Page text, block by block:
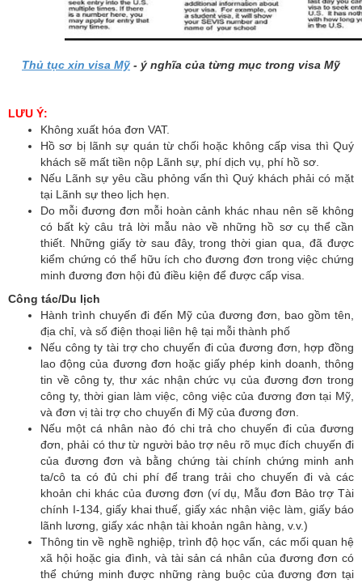
Thủ tục xin visa Mỹ - ý nghĩa của từng mục trong visa Mỹ
LƯU Ý:
Không xuất hóa đơn VAT.
Hồ sơ bị lãnh sự quán từ chối hoặc không cấp visa thì Quý
khách sẽ mất tiền nộp Lãnh sự, phí dịch vụ, phí hồ sơ.
Nếu Lãnh sự yêu cầu phỏng vấn thì Quý khách phải có mặt
tại Lãnh sự theo lịch hẹn.
Do mỗi đương đơn mỗi hoàn cảnh khác nhau nên sẽ không
có bất kỳ câu trả lời mẫu nào về những hồ sơ cụ thể cần
thiết. Những giấy tờ sau đây, trong thời gian qua, đã được
kiểm chứng có thể hữu ích cho đương đơn trong việc chứng
minh đương đơn hội đủ điều kiện để được cấp visa.
Công tác/Du lịch
Hành trình chuyến đi đến Mỹ của đương đơn, bao gồm tên,
địa chỉ, và số điện thoại liên hệ tại mỗi thành phố
Nếu công ty tài trợ cho chuyến đi của đương đơn, hợp đồng
lao động của đương đơn hoặc giấy phép kinh doanh, thông
tin về công ty, thư xác nhận chức vụ của đương đơn trong
công ty, thời gian làm việc, công việc của đương đơn tại Mỹ,
và đơn vị tài trợ cho chuyến đi Mỹ của đương đơn.
Nếu một cá nhân nào đó chi trả cho chuyến đi của đương
đơn, phải có thư từ người bảo trợ nêu rõ mục đích chuyến đi
của đương đơn và bằng chứng tài chính chứng minh anh
ta/cô ta có đủ chi phí để trang trải cho chuyến đi và các
khoản chi khác của đương đơn (ví dụ, Mẫu đơn Bảo trợ Tài
chính I-134, giấy khai thuế, giấy xác nhận việc làm, giấy báo
lãnh lương, giấy xác nhận tài khoản ngân hàng, v.v.)
Thông tin về nghề nghiệp, trình độ học vấn, các mối quan hệ
xã hội hoặc gia đình, và tài sản cá nhân của đương đơn có
thể chứng minh được những ràng buộc của đương đơn tại